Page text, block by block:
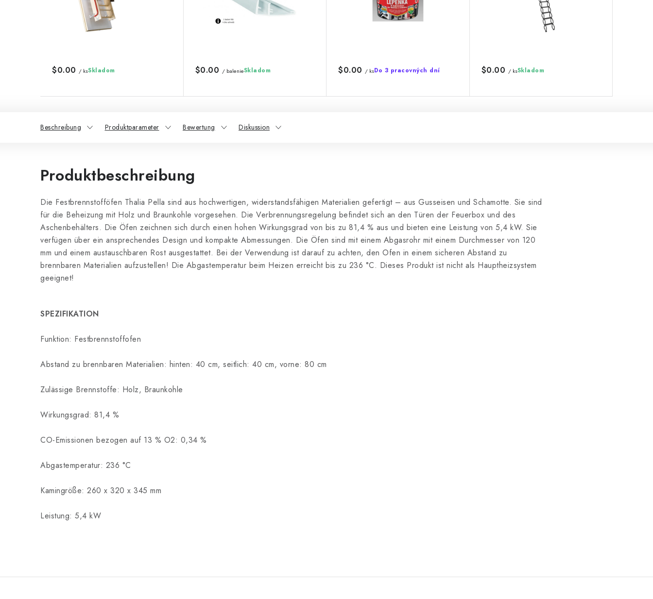
$0.00 / ksSkladom $0.00 / balenieSkladom $0.00 / ksDo 3 pracovných dní $0.00 / ksSkladom
Beschreibung Produktparameter Bewertung Diskussion
Produktbeschreibung
Die Festbrennstofföfen Thalia Pella sind aus hochwertigen, widerstandsfähigen Materialien gefertigt – aus Gusseisen und Schamotte. Sie sind
für die Beheizung mit Holz und Braunkohle vorgesehen. Die Verbrennungsregelung befindet sich an den Türen der Feuerbox und des
Aschenbehälters. Die Öfen zeichnen sich durch einen hohen Wirkungsgrad von bis zu 81,4 % aus und bieten eine Leistung von 5,4 kW. Sie
verfügen über ein ansprechendes Design und kompakte Abmessungen. Die Öfen sind mit einem Abgasrohr mit einem Durchmesser von 120
mm und einem austauschbaren Rost ausgestattet. Bei der Verwendung ist darauf zu achten, den Ofen in einem sicheren Abstand zu
brennbaren Materialien aufzustellen! Die Abgastemperatur beim Heizen erreicht bis zu 236 °C. Dieses Produkt ist nicht als Hauptheizsystem
geeignet!
SPEZIFIKATION
Funktion: Festbrennstoffofen
Abstand zu brennbaren Materialien: hinten: 40 cm, seitlich: 40 cm, vorne: 80 cm
Zulässige Brennstoffe: Holz, Braunkohle
Wirkungsgrad: 81,4 %
CO-Emissionen bezogen auf 13 % O2: 0,34 %
Abgastemperatur: 236 °C
Kamingröße: 260 x 320 x 345 mm
Leistung: 5,4 kW